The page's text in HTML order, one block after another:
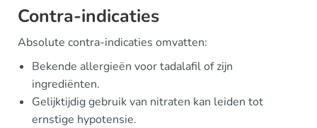
Contra-indicaties
Absolute contra-indicaties omvatten:
Bekende allergieën voor tadalafil of zijn
ingrediënten.
Gelijktijdig gebruik van nitraten kan leiden tot
ernstige hypotensie.